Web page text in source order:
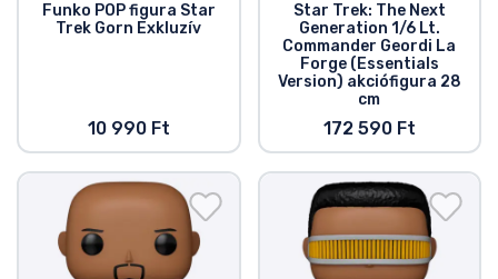
Funko POP figura Star
Trek Gorn Exkluzív
10 990 Ft
Star Trek: The Next
Generation 1/6 Lt.
Commander Geordi La
Forge (Essentials
Version) akciófigura 28
cm
172 590 Ft